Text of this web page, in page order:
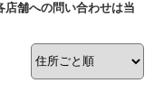
舗への問い合わせは当